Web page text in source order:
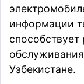
информации
Узбекистане.